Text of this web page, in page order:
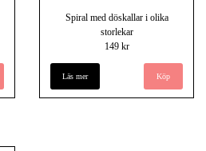
Spiral med döskallar i olika
storlekar
149 kr
Läs mer Köp